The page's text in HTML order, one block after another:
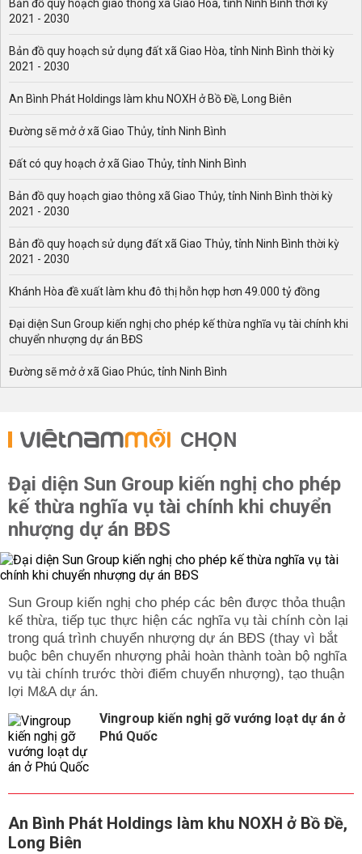
Bản đồ quy hoạch giao thông xã Giao Hòa, tỉnh Ninh Bình thời kỳ
2021 - 2030
Bản đồ quy hoạch sử dụng đất xã Giao Hòa, tỉnh Ninh Bình thời kỳ
2021 - 2030
An Bình Phát Holdings làm khu NOXH ở Bồ Đề, Long Biên
Đường sẽ mở ở xã Giao Thủy, tỉnh Ninh Bình
Đất có quy hoạch ở xã Giao Thủy, tỉnh Ninh Bình
Bản đồ quy hoạch giao thông xã Giao Thủy, tỉnh Ninh Bình thời kỳ
2021 - 2030
Bản đồ quy hoạch sử dụng đất xã Giao Thủy, tỉnh Ninh Bình thời kỳ
2021 - 2030
Khánh Hòa đề xuất làm khu đô thị hỗn hợp hơn 49.000 tỷ đồng
Đại diện Sun Group kiến nghị cho phép kế thừa nghĩa vụ tài chính khi
chuyển nhượng dự án BĐS
Đường sẽ mở ở xã Giao Phúc, tỉnh Ninh Bình
CHỌN
Đại diện Sun Group kiến nghị cho phép
kế thừa nghĩa vụ tài chính khi chuyển
nhượng dự án BĐS
Sun Group kiến nghị cho phép các bên được thỏa thuận
kế thừa, tiếp tục thực hiện các nghĩa vụ tài chính còn lại
trong quá trình chuyển nhượng dự án BĐS (thay vì bắt
buộc bên chuyển nhượng phải hoàn thành toàn bộ nghĩa
vụ tài chính trước thời điểm chuyển nhượng), tạo thuận
lợi M&A dự án.
Vingroup kiến nghị gỡ vướng loạt dự án ở
Phú Quốc
An Bình Phát Holdings làm khu NOXH ở Bồ Đề,
Long Biên